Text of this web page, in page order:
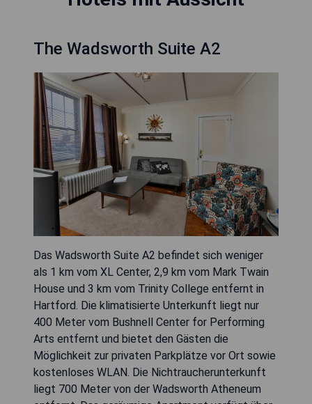
The Wadsworth Suite A2
Das Wadsworth Suite A2 befindet sich weniger
als 1 km vom XL Center, 2,9 km vom Mark Twain
House und 3 km vom Trinity College entfernt in
Hartford. Die klimatisierte Unterkunft liegt nur
400 Meter vom Bushnell Center for Performing
Arts entfernt und bietet den Gästen die
Möglichkeit zur privaten Parkplätze vor Ort sowie
kostenloses WLAN. Die Nichtraucherunterkunft
liegt 700 Meter von der Wadsworth Atheneum